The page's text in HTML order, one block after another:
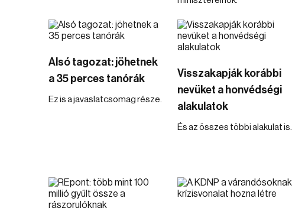
Alsó tagozat: jöhetnek
a 35 perces tanórák
Ez is a javaslatcsomag része.
Visszakapják korábbi
nevüket a honvédségi
alakulatok
És az összes többi alakulat is.